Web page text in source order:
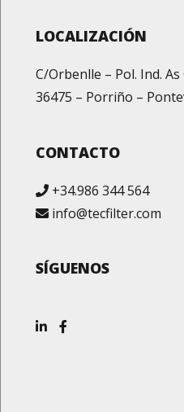
LOCALIZACIÓN
C/Orbenlle – Pol. Ind.
36475 – Porriño –
CONTACTO
+34.986 344 564
info@tecfilter.com
SÍGUENOS